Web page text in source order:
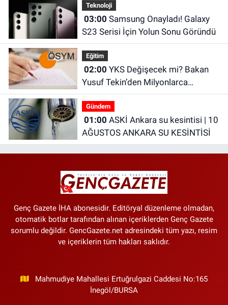
Teknoloji
03:00
S23 Serisi İçin Yolun Sonu Göründü
Eğitim
02:00
Yusuf Tekin’den Milyonlarca
Öğrenciyi İlgilendiren Açıklama
Gündem
01:00
AĞUSTOS ANKARA SU KESİNTİSİ
Genç Gazete İHA abonesidir. Editöryal düzenleme olmadan,
otomatik botlar tarafından alınan içeriklerden Genç Gazete
sorumlu değildir. GencGazete.net adresindeki tüm yazı, resim
ve içeriklerin tüm hakları saklıdır.
Mahmudiye Mahallesi Ertuğrulgazi Caddesi No:165
İnegöl/BURSA